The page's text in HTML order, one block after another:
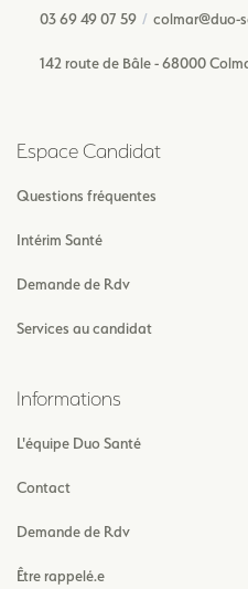
03 69 49 07 59
colmar@duo-
142 route de Bâle - 68000
Espace Candidat
Questions fréquentes
Intérim Santé
Demande de Rdv
Services au candidat
Informations
L'équipe Duo Santé
Contact
Demande de Rdv
Être rappelé.e